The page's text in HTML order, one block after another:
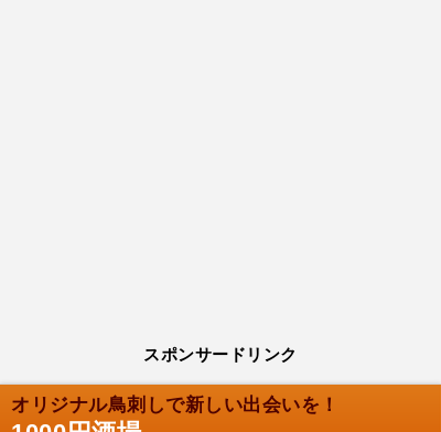
スポンサードリンク
オリジナル鳥刺しで新しい出会いを！